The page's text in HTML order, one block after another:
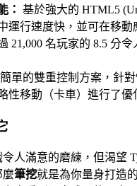
： 基於強大的 HTML5
運行速度快，並可在移動
21,000 名玩家的 8.5 分
簡單的雙重控制方案，針
性移動（卡車）進行了優
令人滿意的磨練，但渴望
麼筆挖就是為你量身打造